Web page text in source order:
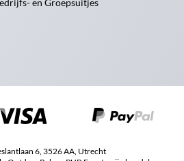
en Groepsuitjes
6, 3526 AA, Utrecht